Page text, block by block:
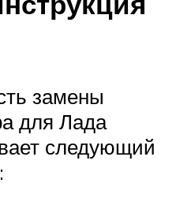
замены
для Лада
следующий